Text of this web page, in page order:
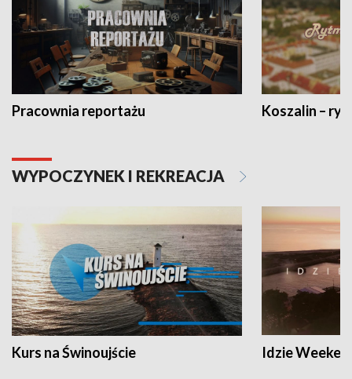
Pracownia reportażu Koszalin –
WYPOCZYNEK I REKREACJA
Kurs na Świnoujście Idzie